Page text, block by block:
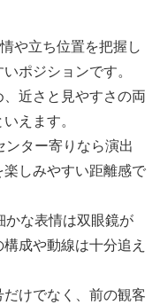
や立ち位置を把握し
ポジションです。
近さと見やすさの両
えます。
ンター寄りなら演出
しみやすい距離感で
かな表情は双眼鏡が
成や動線は十分追え
けでなく、前の観客